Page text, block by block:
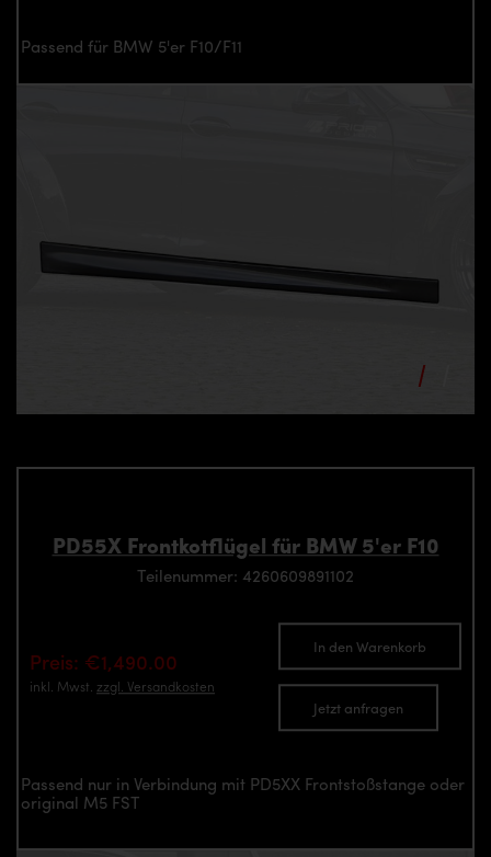
Passend für BMW 5'er F10/F11
PD55X Frontkotflügel für BMW 5'er F10
Teilenummer: 4260609891102
Preis: €1,490.00
inkl. Mwst. zzgl. Versandkosten
In den Warenkorb
Jetzt anfragen
Passend nur in Verbindung mit PD5XX Frontstoßstange oder
original M5 FST